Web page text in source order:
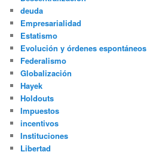
deuda
Empresarialidad
Estatismo
Evolución y órdenes espontáneos
Federalismo
Globalización
Hayek
Holdouts
Impuestos
incentivos
Instituciones
Libertad